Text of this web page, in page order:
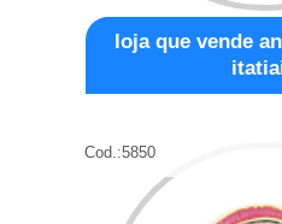
loja que vende
Cod.:5850